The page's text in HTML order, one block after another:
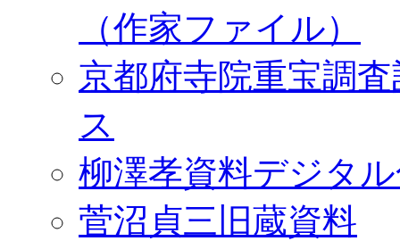
（作家ファイル）
京都府寺院重宝調
ス
柳澤孝資料デジタ
菅沼貞三旧蔵資料